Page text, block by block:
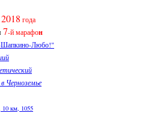
2018 года
7-й марафон
Любо!"
Черноземье
км, 1055